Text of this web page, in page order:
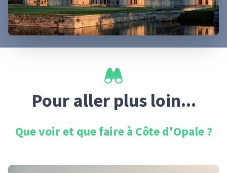
Pour aller plus loin...
Que voir et que faire à Côte d'Opale?